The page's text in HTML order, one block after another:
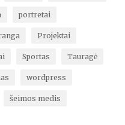
portretai
Projektai
Sportas Tauragė
wordpress
šeimos medis